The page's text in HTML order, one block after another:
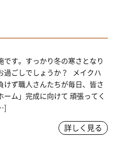
です。すっかり冬の寒さとなり
過ごしでしょうか？ メイクハ
けず職人さんたちが毎日、皆さ
ーム」完成に向けて 頑張ってく
詳しく見る